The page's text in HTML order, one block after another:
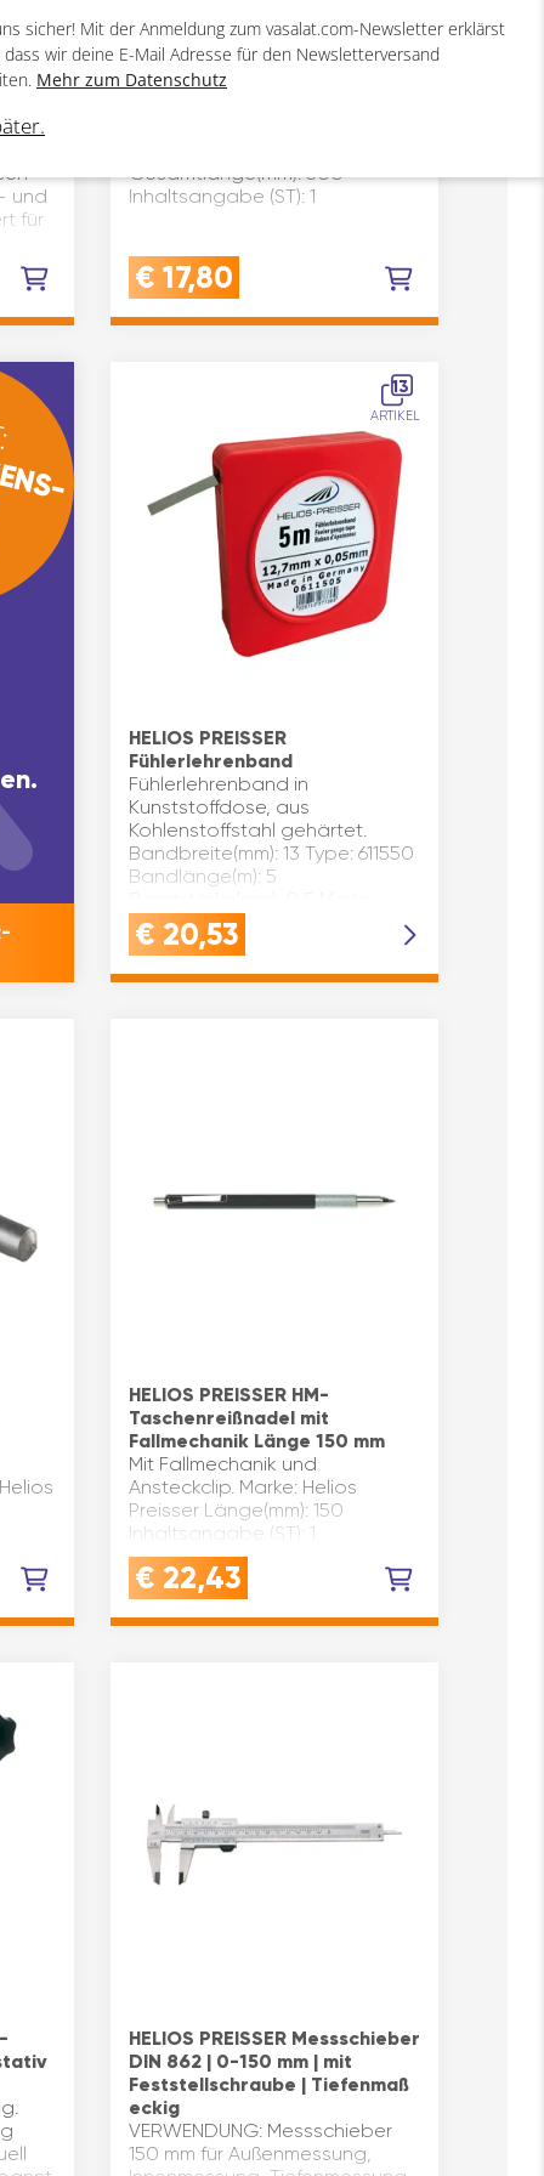
und
für
Greifzirkel Länge 300 mm
Gesamtlänge(mm): 300
Inhaltsangabe (ST): 1
€ 17,80
13
ARTIKEL
HELIOS PREISSER
Fühlerlehrenband
Fühlerlehrenband in
Kunststoffdose, aus
Kohlenstoffstahl gehärtet.
Bandbreite(mm): 13 Type: 611550
Bandlänge(m): 5
Helios Preisser Inhaltsangabe
(ST): 1
€ 20,53
HELIOS PREISSER HM-
Taschenreißnadel mit
Fallmechanik Länge 150 mm
Mit Fallmechanik und
Ansteckclip. Marke: Helios
Preisser Länge(mm): 150
Inhaltsangabe (ST): 1
€ 22,43
HELIOS PREISSER Messschieber
DIN 862 | 0-150 mm | mit
Feststellschraube | Tiefenmaß
eckig
VERWENDUNG: Messschieber
150 mm für Außenmessung,
sicher! Mit der Anmeldung zum vasalat.com-Newsletter erklärst
wir deine E-Mail Adresse für den Newsletterversand
Mehr zum Datenschutz